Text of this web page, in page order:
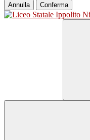
Annulla Conferma